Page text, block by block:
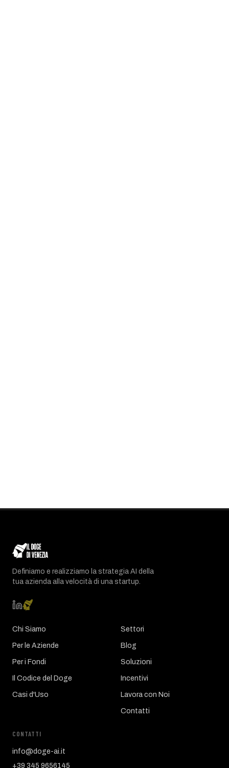
Definiamo e realizziamo la strategia AI della
tua azienda alla velocità di una startup.
Chi Siamo
Per le Aziende
Per i Fondi
Il Codice del Doge
Casi d'Uso
Settori
Blog
Soluzioni
Incentivi
Lavora con Noi
Contatti
CONTATTI
info@doge-ai.it
+39 345 9656145